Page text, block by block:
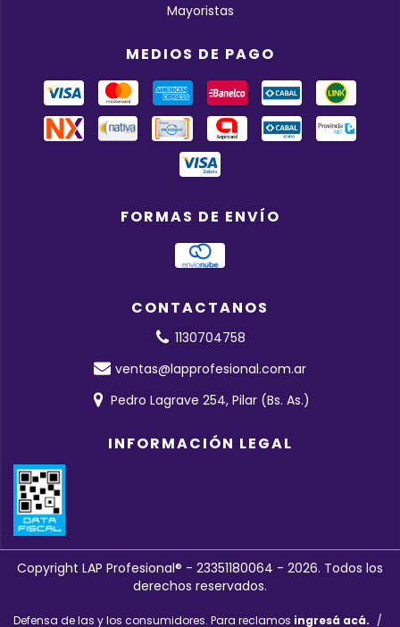
Mayoristas
MEDIOS DE PAGO
FORMAS DE ENVÍO
CONTACTANOS
1130704758
ventas@lapprofesional.com.ar
Pedro Lagrave 254, Pilar (Bs. As.)
INFORMACIÓN LEGAL
Copyright LAP Profesional® - 23351180064 - 2026. Todos los
derechos reservados.
Defensa de las y los consumidores. Para reclamos ingresá acá. /